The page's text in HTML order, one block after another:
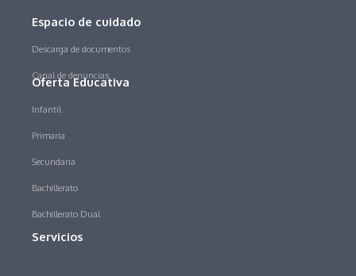
Espacio de cuidado
Descarga de documentos
Canal de denuncias
Oferta Educativa
Infantil
Primaria
Secundaria
Bachillerato
Bachillerato Dual
Servicios